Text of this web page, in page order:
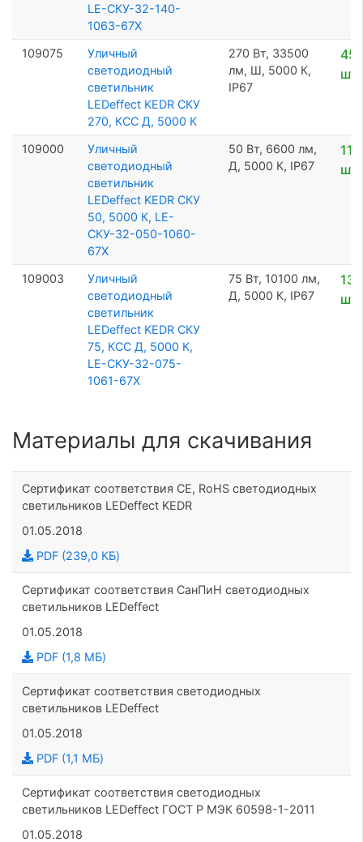
LE-СКУ-32-140-
1063-67Х
109075
Уличный
светодиодный
светильник
LEDeffect KEDR СКУ
270, КСС Д, 5000 К
270 Вт, 33500
лм, Ш, 5000 К,
IP67
45
шт
109000
Уличный
светодиодный
светильник
LEDeffect KEDR СКУ
50, 5000 К, LE-
СКУ-32-050-1060-
67Х
50 Вт, 6600 лм,
Д, 5000 К, IP67
11
шт
109003
Уличный
светодиодный
светильник
LEDeffect KEDR СКУ
75, КСС Д, 5000 К,
LE-СКУ-32-075-
1061-67Х
75 Вт, 10100 лм,
Д, 5000 К, IP67
13
шт
Материалы для скачивания
Сертификат соответствия CE, RoHS светодиодных
светильников LEDeffect KEDR
01.05.2018
PDF (239,0 КБ)
Сертификат соответствия СанПиН светодиодных
светильников LEDeffect
01.05.2018
PDF (1,8 МБ)
Сертификат соответствия светодиодных
светильников LEDeffect
01.05.2018
PDF (1,1 МБ)
Сертификат соответствия светодиодных
светильников LEDeffect ГОСТ Р МЭК 60598-1-2011
01.05.2018